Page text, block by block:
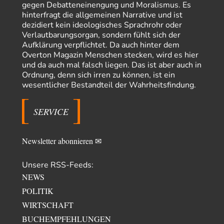
lese. Beweist…
garnovor 14 Stunden zu:
Absurde Debatte um Ceuta-„Invasion“ durch Marokko
vertieft EU-Spaltung
Gratuliere, du hast erkannt wer hier der Bösewicht ist. Dann kann es ja
gar nicht…
Schattenland
vor 15 Stunden zu:
Unkabarettistische Anstalten
Dem schließe ich mich 100 pro an - das deutsche politische Kabarett ist
tot (Lisa…
vor 16 Stunden zu:
Dissonanzen
Kleine Korrektur: Anders als Moshe Zuckermann schildet gab es in den
1960er und 1970er Jahren…
Wolfgang Wirthvor 16 Stunden zu:
Entkernen, Umfunktionieren und (feindlich) Übernehmen
@Froschhaut Vielen Dank für Ihre freundlichen Worte. Ich nehme an,
dass ich dass stellvertretend auch…
ratzefatzvor 18 Stunden zu:
Klimalüge und Klimadiktatur?
gegen Debatteneinengung und Moralismus. Es
hinterfragt die allgemeinen Narrative und ist
dezidiert kein ideologisches Sprachrohr oder
Verlautbarungsorgan, sondern fühlt sich der
Aufklärung verpflichtet. Da auch hinter dem
Overton Magazin Menschen stecken, wird es hier
und da auch mal falsch liegen. Das ist aber auch in
Ordnung, denn sich irren zu können, ist ein
wesentlicher Bestandteil der Wahrheitsfindung.
SERVICE
Newsletter abonnieren ✉
Unsere RSS-Feeds:
NEWS
POLITIK
WIRTSCHAFT
BUCHEMPFEHLUNGEN